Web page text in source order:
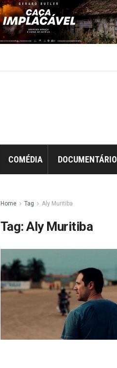
COMÉDIA DOCUMENTÁRIO
Home Tag Aly Muritiba
Tag:Aly Muritiba